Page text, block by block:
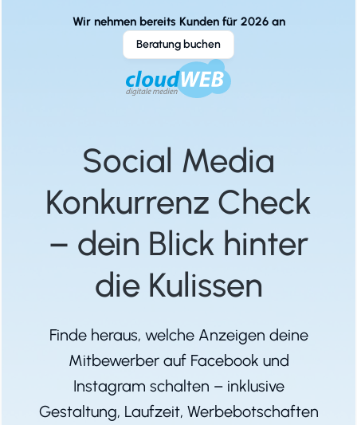
Wir nehmen bereits Kunden für 2026 an
Beratung buchen
Social Media
Konkurrenz Check
– dein Blick hinter
die Kulissen
Finde heraus, welche Anzeigen deine
Mitbewerber auf Facebook und
Instagram schalten – inklusive
Gestaltung, Laufzeit, Werbebotschaften